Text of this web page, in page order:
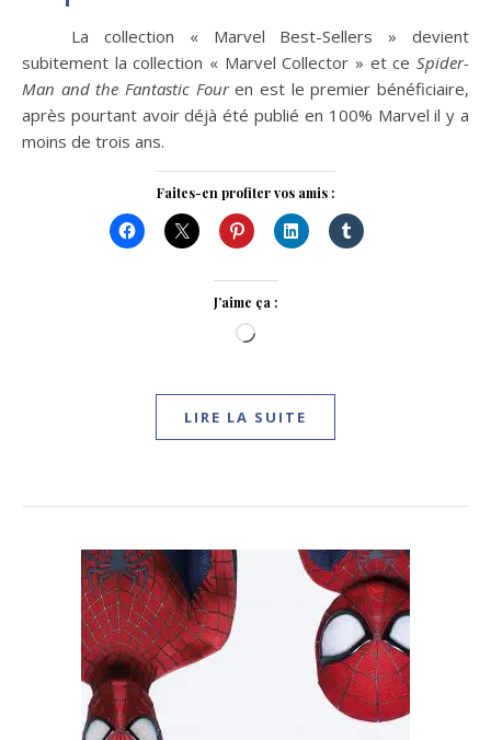
La collection « Marvel Best-Sellers » devient
subitement la collection « Marvel Collector » et ce Spider-
Man and the Fantastic Fouren est le premier bénéficiaire,
après pourtant avoir déjà été publié en 100% Marvel il y a
moins de trois ans.
Faites-en profiter vos amis :
J’aime ça :
Chargement…
LIRE LA SUITE